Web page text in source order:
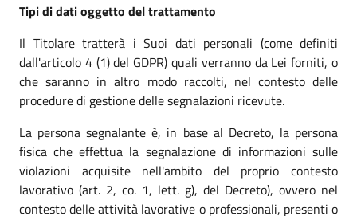
Tipi di dati oggetto del trattamento
Il Titolare tratterà i Suoi dati personali (come definiti
dall'articolo 4 (1) del GDPR) quali verranno da Lei forniti, o
che saranno in altro modo raccolti, nel contesto delle
procedure di gestione delle segnalazioni ricevute.
La persona segnalante è, in base al Decreto, la persona
fisica che effettua la segnalazione di informazioni sulle
violazioni acquisite nell'ambito del proprio contesto
lavorativo (art. 2, co. 1, lett. g), del Decreto), ovvero nel
contesto delle attività lavorative o professionali, presenti o